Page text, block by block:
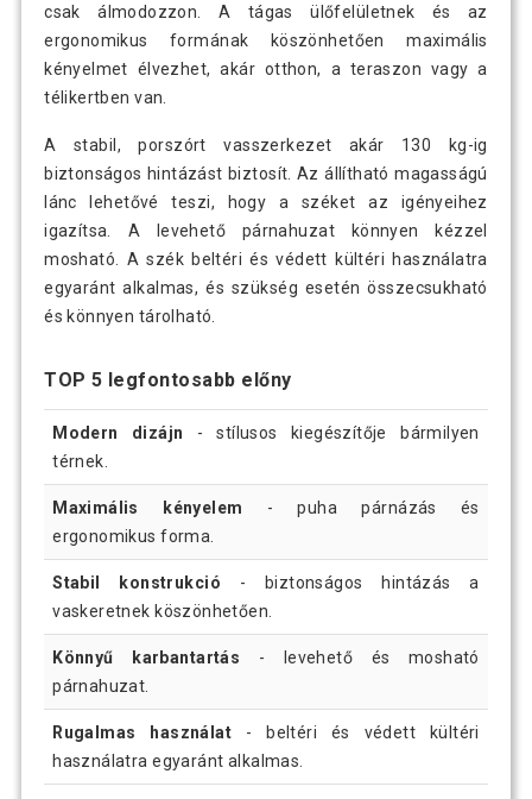
csak álmodozzon. A tágas ülőfelületnek és az
ergonomikus formának köszönhetően maximális
kényelmet élvezhet, akár otthon, a teraszon vagy a
télikertben van.
A stabil, porszórt vasszerkezet akár 130 kg-ig
biztonságos hintázást biztosít. Az állítható magasságú
lánc lehetővé teszi, hogy a széket az igényeihez
igazítsa. A levehető párnahuzat könnyen kézzel
mosható. A szék beltéri és védett kültéri használatra
egyaránt alkalmas, és szükség esetén összecsukható
és könnyen tárolható.
TOP 5 legfontosabb előny
Modern dizájn - stílusos kiegészítője bármilyen
térnek.
Maximális kényelem - puha párnázás és
ergonomikus forma.
Stabil konstrukció - biztonságos hintázás a
vaskeretnek köszönhetően.
Könnyű karbantartás - levehető és mosható
párnahuzat.
Rugalmas használat - beltéri és védett kültéri
használatra egyaránt alkalmas.